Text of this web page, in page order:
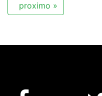
proximo »